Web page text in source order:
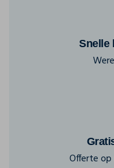
Snelle
Offerte op